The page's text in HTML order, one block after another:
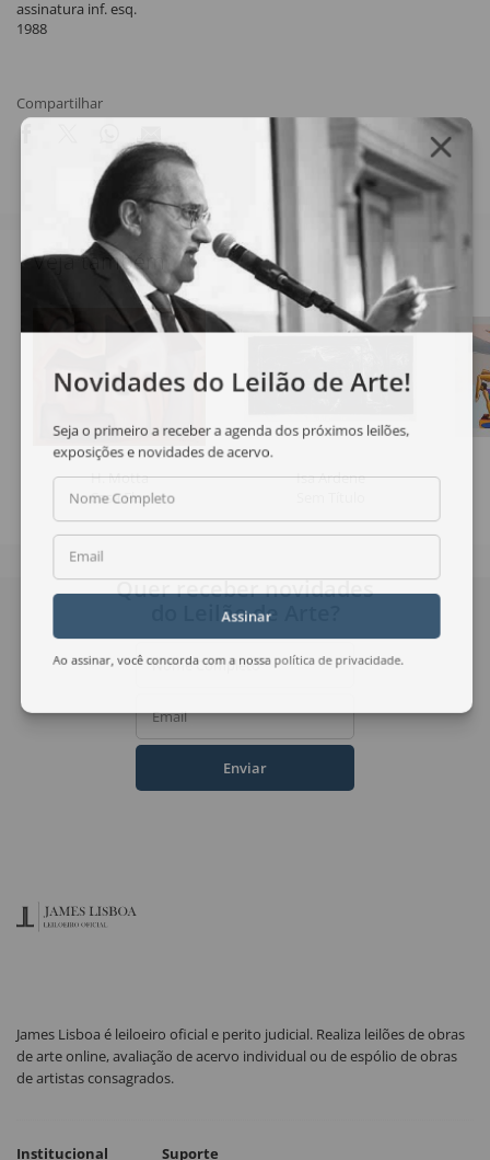
assinatura inf. esq.
1988
Compartilhar
Veja também
H. Motta
Casa Flor
Isa Ardene
Novidades do Leilão de Arte!
Seja o primeiro a receber a agenda dos próximos leilões,
exposições e novidades de acervo.
Nome Completo
Email
Assinar
Ao assinar, você concorda com a nossa política de privacidade.
Quer receber novidades
do Leilão de Arte?
Nome Completo
Email
Enviar
James Lisboa é leiloeiro oficial e perito judicial. Realiza leilões de obras
de arte online, avaliação de acervo individual ou de espólio de obras
de artistas consagrados.
Institucional Suporte